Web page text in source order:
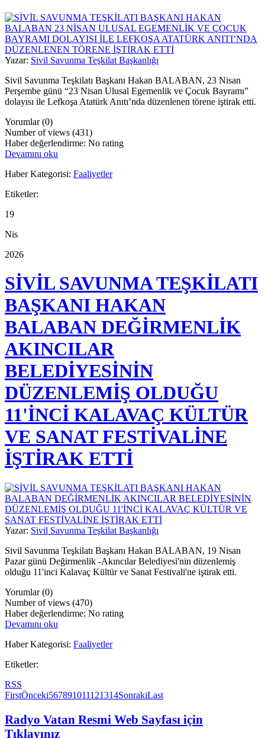
Yazar: Sivil Savunma Teşkilat Başkanlığı
Sivil Savunma Teşkilatı Başkanı Hakan BALABAN, 23 Nisan
Perşembe günü “23 Nisan Ulusal Egemenlik ve Çocuk Bayramı”
dolayısı ile Lefkoşa Atatürk Anıtı’nda düzenlenen törene iştirak etti.
Yorumlar (0)
Number of views (431)
Haber değerlendirme: No rating
Devamını oku
Haber Kategorisi: Faaliyetler
Etiketler:
19
Nis
2026
SİVİL SAVUNMA TEŞKİLATI
BAŞKANI HAKAN
BALABAN DEĞİRMENLİK
AKINCILAR
BELEDİYESİNİN
DÜZENLEMİŞ OLDUĞU
11'İNCİ KALAVAÇ KÜLTÜR
VE SANAT FESTİVALİNE
İŞTİRAK ETTİ
Yazar: Sivil Savunma Teşkilat Başkanlığı
Sivil Savunma Teşkilatı Başkanı Hakan BALABAN, 19 Nisan
Pazar günü Değirmenlik -Akıncılar Belediyesi'nin düzenlemiş
olduğu 11'inci Kalavaç Kültür ve Sanat Festivali'ne iştirak etti.
Yorumlar (0)
Number of views (470)
Haber değerlendirme: No rating
Devamını oku
Haber Kategorisi: Faaliyetler
Etiketler:
RSS
FirstÖnceki567891011121314SonrakiLast
Radyo Vatan Resmi Web Sayfası için
Tıklayınız